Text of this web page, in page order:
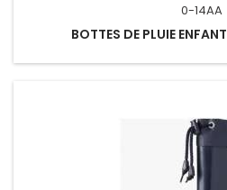
0-14AA
BOTTES DE PLUIE